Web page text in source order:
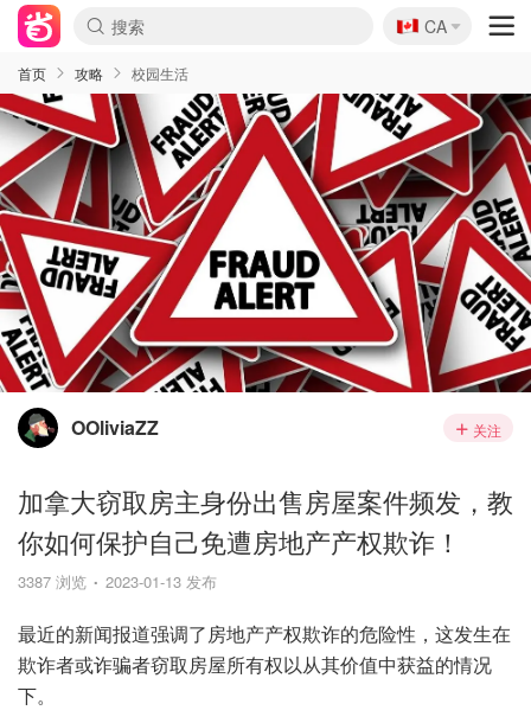
🇨🇦
CA
首页 攻略 校园生活
OOliviaZZ 关注
加拿大窃取房主身份出售房屋案件频发，教
你如何保护自己免遭房地产产权欺诈！
3387 浏览 2023-01-13 发布
最近的新闻报道强调了房地产产权欺诈的危险性，这发生在
欺诈者或诈骗者窃取房屋所有权以从其价值中获益的情况
下。